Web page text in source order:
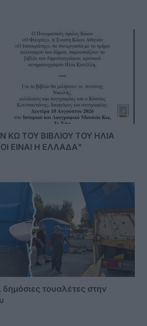
ΚΩ ΤΟΥ ΒΙΒΛΙΟΥ ΤΟΥ ΗΛΙΑ
ΕΙΝΑΙ Η ΕΛΛΑΔΑ"
τουαλέτες στην